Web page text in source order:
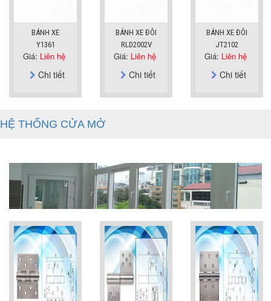
BÁNH XE
Y1361
Giá: Liên hệ
Chi tiết
BÁNH XE ĐÔI
RLD2002V
Giá: Liên hệ
Chi tiết
BÁNH XE ĐÔI
JT2102
Giá: Liên hệ
Chi tiết
HỆ THỐNG CỬA MỞ